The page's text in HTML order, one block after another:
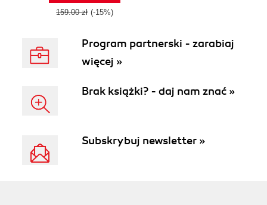
159.00 zł (-15%)
Program partnerski - zarabiaj
więcej »
Brak książki? - daj nam znać »
Subskrybuj newsletter »